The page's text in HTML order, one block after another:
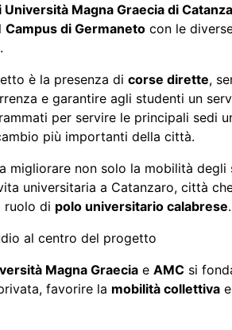
Magna Graecia di
Campus di Germaneto con le
è la presenza di corse dirette,
e garantire agli studenti un
per servire le principali sedi
più importanti della città.
migliorare non solo la mobilità degli
universitaria a Catanzaro, città
ruolo di polo universitario calabrese.
al centro del progetto
Magna Graecia e AMC si
favorire la mobilità collettiva